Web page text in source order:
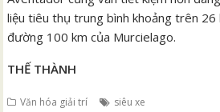
liệu tiêu thụ trung bình khoảng trên 26
đường 100 km của Murcielago.
THẾ THÀNH
Văn hóa giải trí siêu xe